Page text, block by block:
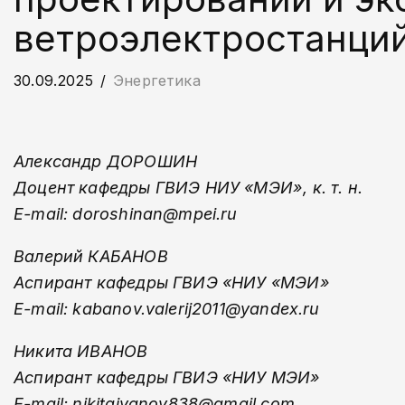
30.09.2025 Энергетика
Александр ДОРОШИН
Доцент кафедры ГВИЭ НИУ «МЭИ», к. т. н.
E-mail: doroshinan@mpei.ru
Валерий КАБАНОВ
Аспирант кафедры ГВИЭ «НИУ «МЭИ»
E-mail: kabanov.valerij2011@yandex.ru
Никита ИВАНОВ
Аспирант кафедры ГВИЭ «НИУ МЭИ»